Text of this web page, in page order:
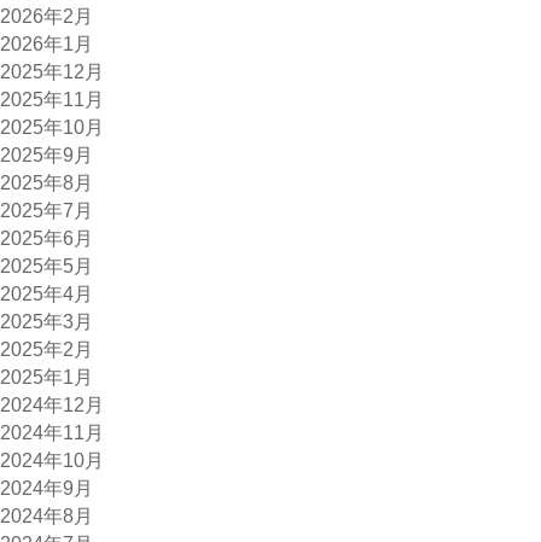
2026年2月
2026年1月
2025年12月
2025年11月
2025年10月
2025年9月
2025年8月
2025年7月
2025年6月
2025年5月
2025年4月
2025年3月
2025年2月
2025年1月
2024年12月
2024年11月
2024年10月
2024年9月
2024年8月